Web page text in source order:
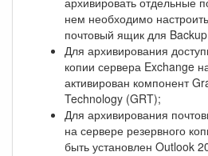
нем необходимо
почтовый ящик для
Для архивирования
копии сервера Exchange
активирован компонент
Technology (GRT);
Для архивирования
на сервере резервного
быть установлен Outlook